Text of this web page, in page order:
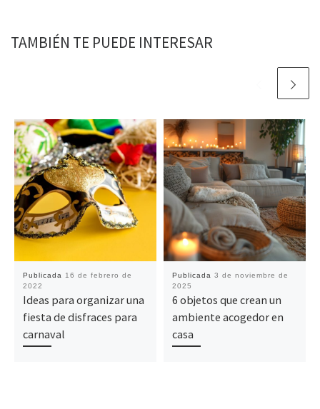
TAMBIÉN TE PUEDE INTERESAR
Publicada
16 de febrero de
2022
Ideas para organizar una
fiesta de disfraces para
carnaval
Publicada 3 de noviembre de
2025
6 objetos que crean un
ambiente acogedor en
casa